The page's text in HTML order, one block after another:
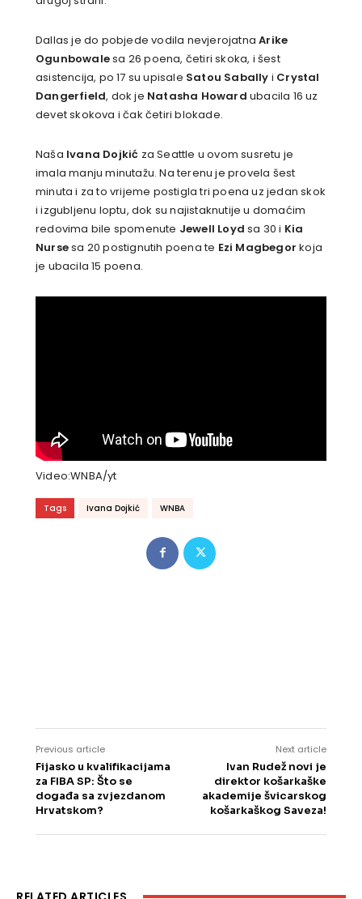
Dallas je do pobjede vodila nevjerojatnaArike
Ogunbowalesa 26 poena, četiri skoka, i šest
asistencija, po 17 su upisale Satou Sabally i Crystal
Dangerfield, dok je Natasha Howard ubacila 16 uz
devet skokova i čak četiri blokade.
Naša Ivana Dojkić za Seattle u ovom susretu je
imala manju minutažu. Na terenu je provela šest
minuta i za to vrijeme postigla tri poena uz jedan skok
i izgubljenu loptu, dok su najistaknutije u domaćim
redovima bile spomenute Jewell Loyd sa 30 i Kia
Nursesa 20 postignutih poena te Ezi Magbegor koja
je ubacila 15 poena.
Video:WNBA/yt
Tags Ivana Dojkić WNBA
Previous article
Fijasko u kvalifikacijama
za FIBA SP: Što se
događa sa zvjezdanom
Hrvatskom?
Next article
Ivan Rudež novi je
direktor košarkaške
akademije švicarskog
košarkaškog Saveza!